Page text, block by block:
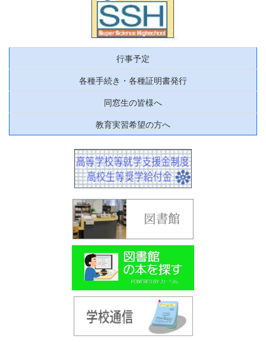
行事予定
各種手続き・各種証明書発行
同窓生の皆様へ
教育実習希望の方へ